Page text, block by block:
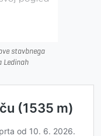
stavbnega
Ledinah